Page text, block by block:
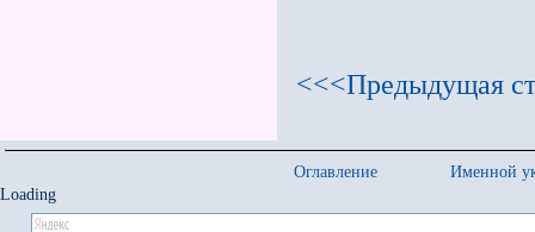
<<<Предыдущая
Оглавление
Именной
Loading